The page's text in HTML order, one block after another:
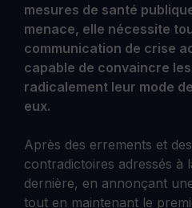
mesures de santé
menace, elle nécessite
communication de crise
capable de convaincre
radicalement leur mode
eux.
Après des errements et
contradictoires adressés à
dernière, en annonçant
tout en maintenant le